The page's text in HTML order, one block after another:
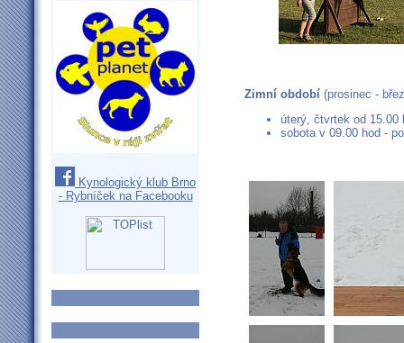
Kynologický klub Brno
- Rybníček na Facebooku
Zimní období (prosinec -
úterý, čtvrtek od 15.00
sobota v 09.00 hod -